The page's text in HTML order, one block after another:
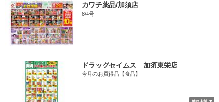
カワチ薬品/加須店
8/4号
ドラッグセイムス 加須東栄店
今月のお買得品【食品】